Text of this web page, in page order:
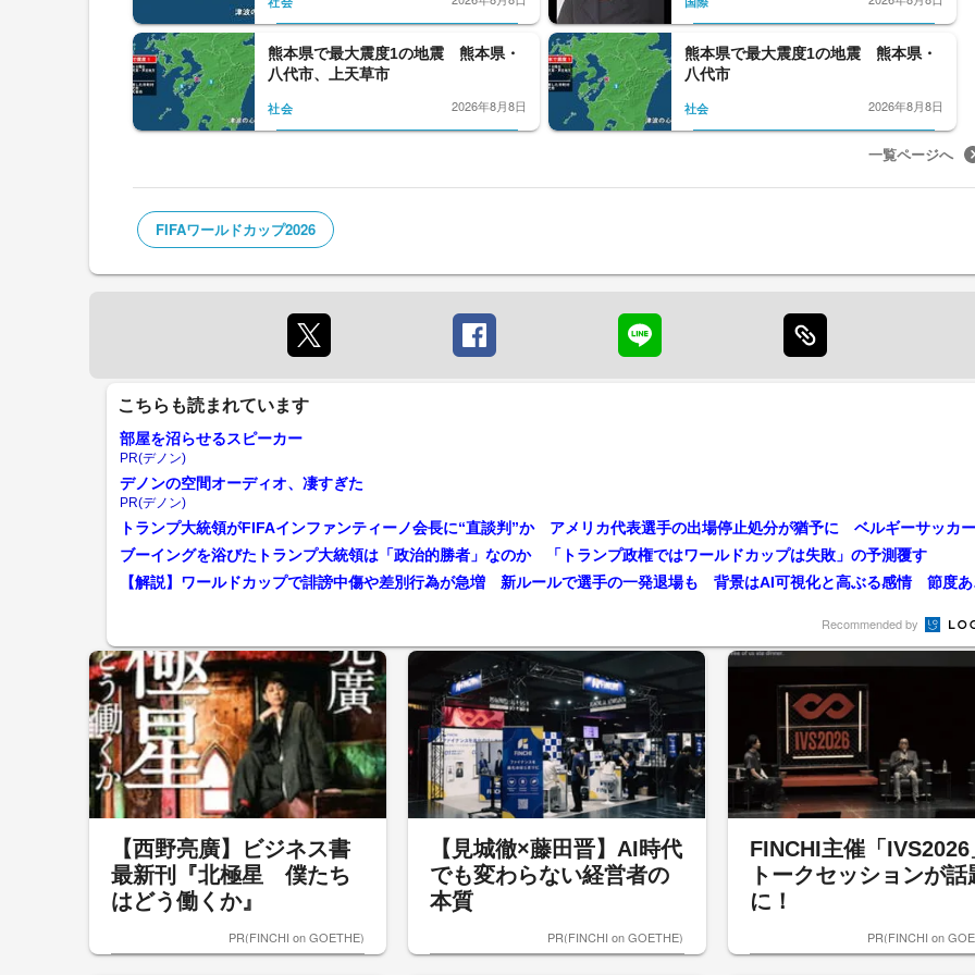
熊本県で最大震度1の地震 熊本県・
八代市、上天草市
社会 2026年8月8日
熊本県で最大震度1の地震 熊本県・
八代市
社会 2026年8月8日
一覧ページへ
FIFAワールドカップ2026
こちらも読まれています
部屋を沼らせるスピーカー
PR(デノン)
デノンの空間オーディオ、凄すぎた
PR(デノン)
ブーイングを浴びたトランプ大統領は「政治的勝者」なのか 「トランプ政権ではワールドカップは失敗」の予測覆す
【解説】
Recommended by
【西野亮廣】ビジネス書
最新刊『北極星 僕たち
はどう働くか』
PR(FINCHI on GOETHE)
【見城徹×藤田晋】AI時代
でも変わらない経営者の
本質
PR(FINCHI on GOETHE)
FINCHI主催「IVS2026
トークセッションが話
に！
PR(FINCHI on